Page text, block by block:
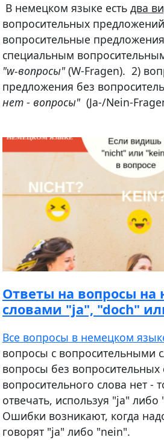
В немецком языке есть два
вопросительных
вопросительные
специальным
"w-вопросы"(W-Fragen). 2)
предложения без
нет - вопросы" (Ja-/Nein-
Ответы на вопросы на
словами "ja", "doch"
Все вопросы в немецком
вопросы с вопросительными
вопросы без вопросительных
вопросительного слова нет -
отвечать, используя "ja"
Ошибки возникают, когда
говорят "ja" либо "nein".